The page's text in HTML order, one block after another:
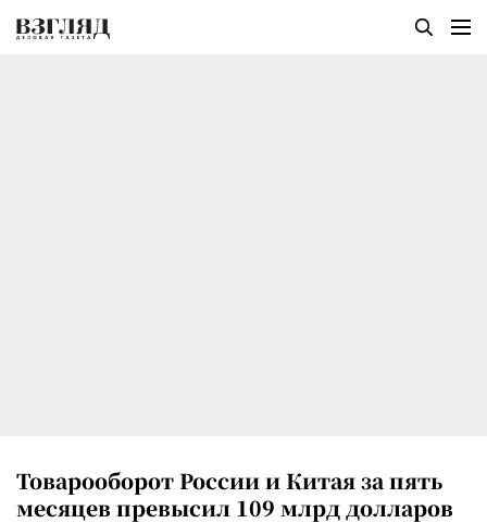
Товарооборот России и Китая за пять
месяцев превысил 109 млрд долларов